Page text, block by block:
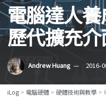
電腦達人
歷代擴充
Andrew Huang 2016-
iLog > 電腦硬體 > 硬體技術與教學 >